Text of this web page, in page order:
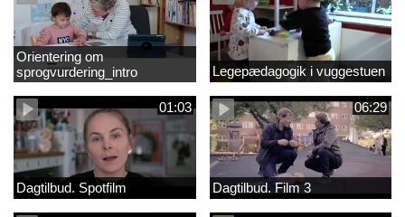
Orientering om
sprogvurdering_intro
Legepædagogik i vuggestuen
01:03
Dagtilbud. Spotfilm
06:29
Dagtilbud. Film 3